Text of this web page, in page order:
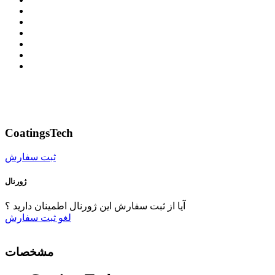
CoatingsTech
ثبت سفارش
ژورنال
آیا از ثبت سفارش این ژورنال اطمینان دارید ؟
لغو ثبت سفارش
مشخصات